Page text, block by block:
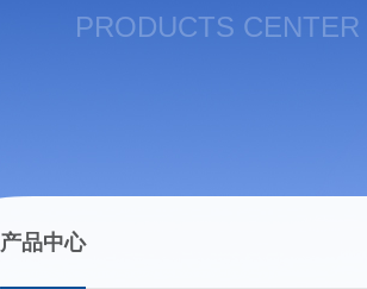
PRODUCTS CENTER
产品中心